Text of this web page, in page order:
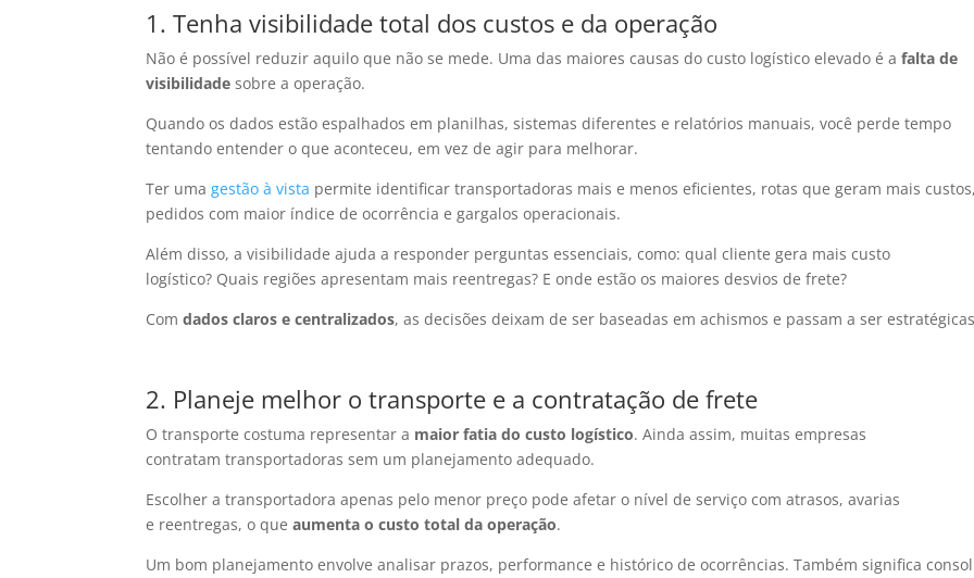
1. Tenha visibilidade total dos custos e da operação
Não é possível reduzir aquilo que não se mede. Uma das maiores causas do custo logístico elevado é afalta de
visibilidadesobre a operação.
Quando os dados estão espalhados em planilhas, sistemas diferentes e relatórios manuais, você perde tempo
tentando entender o que aconteceu, em vez de agir para melhorar.
Ter umagestão à vista permite identificar transportadoras mais e menos eficientes, rotas que geram mais
pedidos com maior índice de ocorrência e gargalos operacionais.
Além disso, a visibilidade ajuda a responder perguntas essenciais, como: qual cliente gera mais custo
logístico? Quais regiões apresentam mais reentregas? E onde estão os maiores desvios de frete?
Comdados claros e centralizados, as decisões deixam de ser baseadas em achismos e passam a ser
2. Planeje melhor o transporte e a contratação de frete
O transporte costuma representar a maior fatia do custo logístico. Ainda assim, muitas empresas
contratam transportadoras sem um planejamento adequado.
Escolher a transportadora apenas pelo menor preço pode afetar o nível de serviço com atrasos, avarias
e reentregas, o queaumenta o custo total da operação.
Um bom planejamento envolve analisar prazos, performance e histórico de ocorrências. Também significa